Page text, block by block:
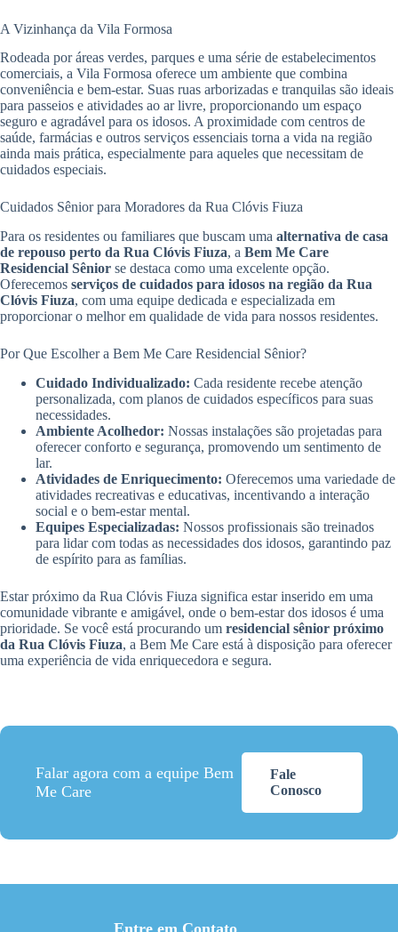
A Vizinhança da Vila Formosa
Rodeada por áreas verdes, parques e uma série de estabelecimentos
comerciais, a Vila Formosa oferece um ambiente que combina
conveniência e bem-estar. Suas ruas arborizadas e tranquilas são ideais
para passeios e atividades ao ar livre, proporcionando um espaço
seguro e agradável para os idosos. A proximidade com centros de
saúde, farmácias e outros serviços essenciais torna a vida na região
ainda mais prática, especialmente para aqueles que necessitam de
cuidados especiais.
Cuidados Sênior para Moradores da Rua Clóvis Fiuza
Para os residentes ou familiares que buscam uma alternativa de casa
de repouso perto da Rua Clóvis Fiuza, a Bem Me Care
Residencial Sênior se destaca como uma excelente opção.
Oferecemos serviços de cuidados para idosos na região da Rua
Clóvis Fiuza, com uma equipe dedicada e especializada em
proporcionar o melhor em qualidade de vida para nossos residentes.
Por Que Escolher a Bem Me Care Residencial Sênior?
Cuidado Individualizado: Cada residente recebe atenção
personalizada, com planos de cuidados específicos para suas
necessidades.
Ambiente Acolhedor: Nossas instalações são projetadas para
oferecer conforto e segurança, promovendo um sentimento de
lar.
Atividades de Enriquecimento: Oferecemos uma variedade de
atividades recreativas e educativas, incentivando a interação
social e o bem-estar mental.
Equipes Especializadas: Nossos profissionais são treinados
para lidar com todas as necessidades dos idosos, garantindo paz
de espírito para as famílias.
Estar próximo da Rua Clóvis Fiuza significa estar inserido em uma
comunidade vibrante e amigável, onde o bem-estar dos idosos é uma
prioridade. Se você está procurando um residencial sênior próximo
da Rua Clóvis Fiuza, a Bem Me Care está à disposição para oferecer
uma experiência de vida enriquecedora e segura.
Falar agora com a equipe Bem
Me Care
Fale
Conosco
Entre em Contato